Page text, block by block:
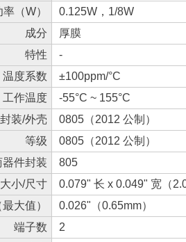
率（W）
0.125W，1/8W
成分
厚膜
特性
-
温度系数
±100ppm/°C
工作温度
-55°C ~ 155°C
封装/外壳
0805（2012 公制）
等级
0805（2012 公制）
件封装
805
大小/尺寸
0.079" 长 x 0.049" 宽（
大值）
0.026"（0.65mm）
端子数
2